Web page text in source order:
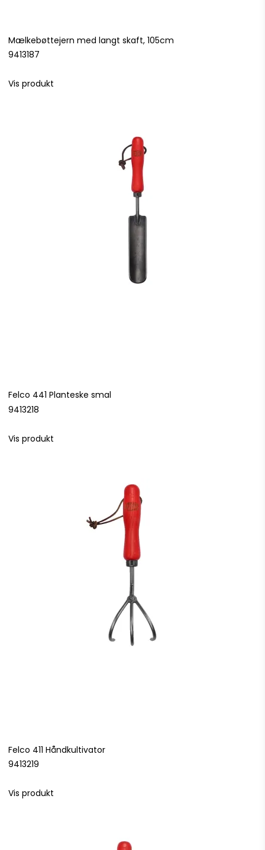
Mælkebøttejern med langt skaft, 105cm
9413187
Vis produkt
Felco 441 Planteske smal
9413218
Vis produkt
Felco 411 Håndkultivator
9413219
Vis produkt